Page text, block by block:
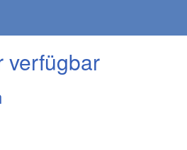
verfügbar